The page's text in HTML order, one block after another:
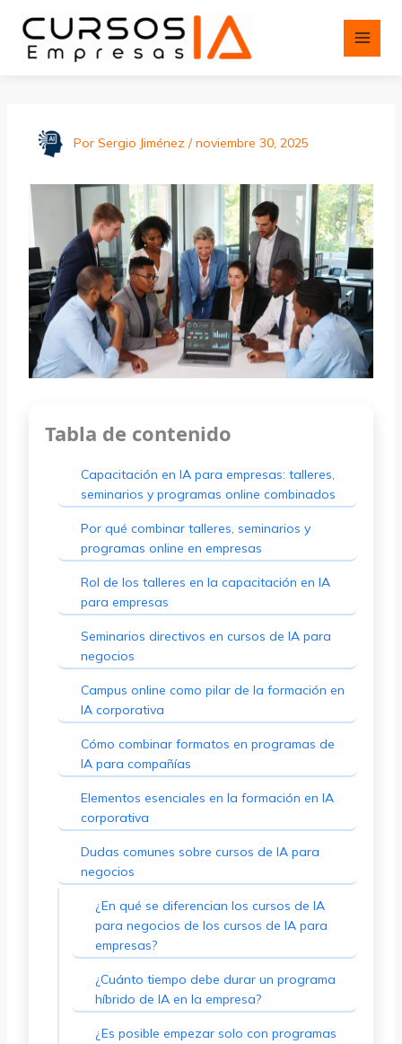
Por Sergio Jiménez /noviembre 30, 2025
Tabla de contenido
Capacitación en IA para empresas: talleres,
seminarios y programas online combinados
Por qué combinar talleres, seminarios y
programas online en empresas
Rol de los talleres en la capacitación en IA
para empresas
Seminarios directivos en cursos de IA para
negocios
Campus online como pilar de la formación en
IA corporativa
Cómo combinar formatos en programas de
IA para compañías
Elementos esenciales en la formación en IA
corporativa
Dudas comunes sobre cursos de IA para
negocios
¿En qué se diferencian los cursos de IA
para negocios de los cursos de IA para
empresas?
¿Cuánto tiempo debe durar un programa
híbrido de IA en la empresa?
¿Es posible empezar solo con programas